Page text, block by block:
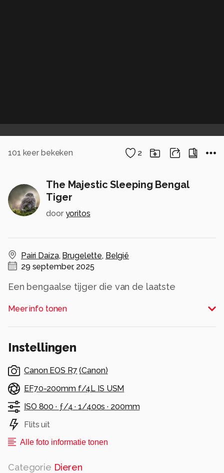
101 keer bekeken 2
The Majestic Sleeping Bengal
Tiger
door yoritos
Pairi Daiza, Brugelette, België
29 september, 2025
Een bengaalse tijger die van de laatste
Meer info tonen
Instellingen
Canon EOS R7 (Canon)
EF70-200mm f/4L IS USM
ISO 800 · ƒ/4 ·1/400s · 200mm
Flits uit
Alle foto informatie tonen
Categorie Dieren